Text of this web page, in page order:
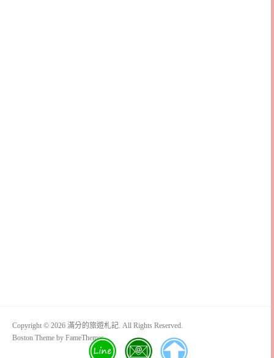
Copyright © 2026 滿分的旅遊札記. All Rights Reserved.
Boston Theme by FameThemes